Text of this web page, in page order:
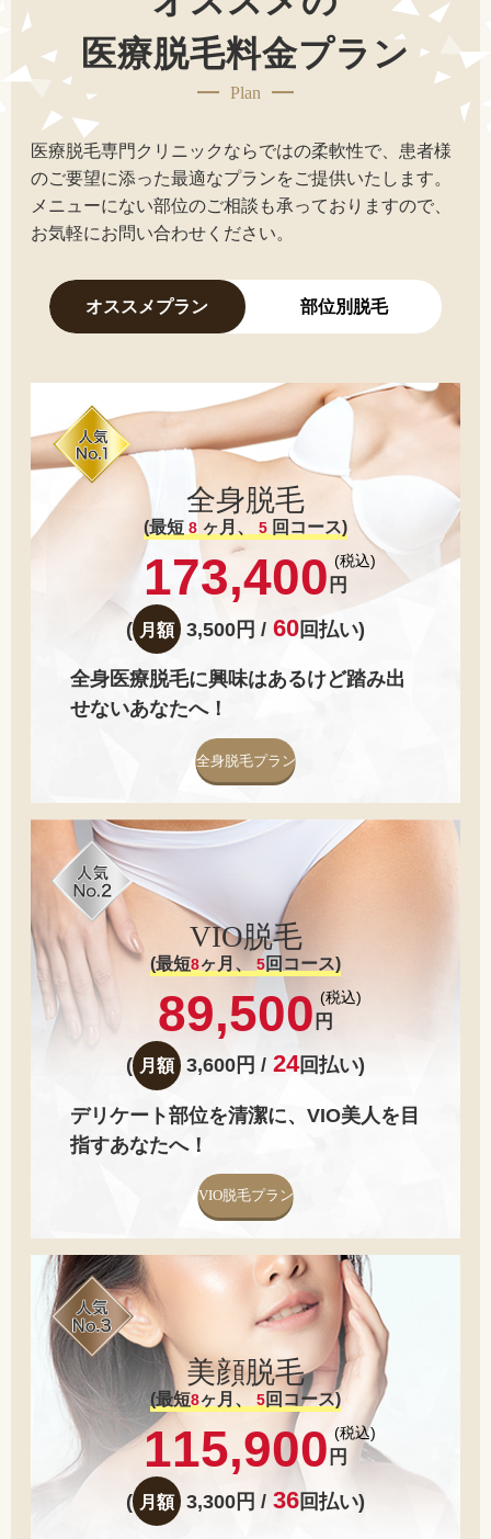
医療脱毛料金プラン
Plan
医療脱毛専門クリニックならではの柔軟性で、患者様
のご要望に添った最適なプランをご提供いたします。
メニューにない部位のご相談も承っておりますので、
お気軽にお問い合わせください。
オススメプラン 部位別脱毛
全身脱毛
(最短 8 ヶ月、 5 回コース)
173,400 円
( 月額 3,500円 / 60回払い)
全身医療脱毛に興味はあるけど踏み出
せないあなたへ！
全身脱毛プラン
VIO脱毛
(最短8ヶ月、 5回コース)
89,500 円
( 月額 3,600円 / 24回払い)
デリケート部位を清潔に、VIO美人を目
指すあなたへ！
VIO脱毛プラン
美顔脱毛
(最短8ヶ月、 5回コース)
115,900 円
( 月額 3,300円 / 36回払い)